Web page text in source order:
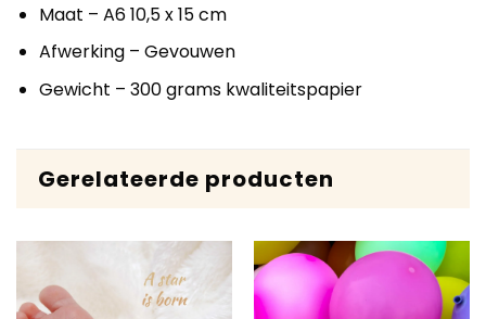
Maat – A6 10,5 x 15 cm
Afwerking – Gevouwen
Gewicht – 300 grams kwaliteitspapier
Gerelateerde producten